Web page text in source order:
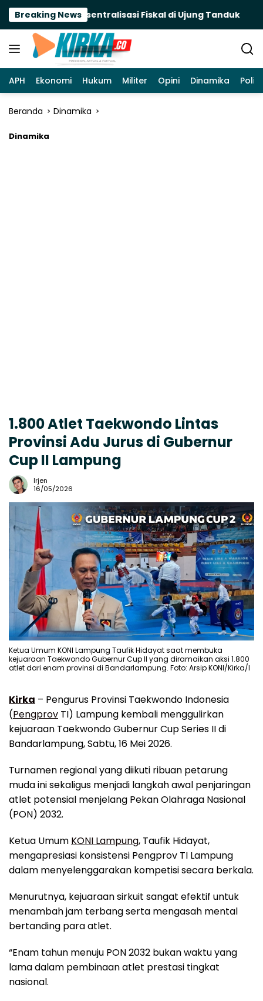
Langsung
konten
Breaking NewsDesentralisasi Fiskal di Ujung Tanduk
APH Ekonomi Hukum Militer Opini Dinamika
Beranda Dinamika
Dinamika
1.800 Atlet Taekwondo Lintas
Provinsi Adu Jurus di Gubernur
Cup II Lampung
Irjen
16/05/2026
Ketua Umum KONI Lampung Taufik Hidayat saat membuka
kejuaraan Taekwondo Gubernur Cup II yang diramaikan aksi 1.800
atlet dari enam provinsi di Bandarlampung. Foto: Arsip KONI/Kirka/I
Kirka – Pengurus Provinsi Taekwondo Indonesia
(Pengprov TI) Lampung kembali menggulirkan
kejuaraan Taekwondo Gubernur Cup Series II di
Bandarlampung, Sabtu, 16 Mei 2026.
Turnamen regional yang diikuti ribuan petarung
muda ini sekaligus menjadi langkah awal penjaringan
atlet potensial menjelang Pekan Olahraga Nasional
(PON) 2032.
Ketua Umum KONI Lampung, Taufik Hidayat,
mengapresiasi konsistensi Pengprov TI Lampung
dalam menyelenggarakan kompetisi secara berkala.
Menurutnya, kejuaraan sirkuit sangat efektif untuk
menambah jam terbang serta mengasah mental
bertanding para atlet.
“Enam tahun menuju PON 2032 bukan waktu yang
lama dalam pembinaan atlet prestasi tingkat
nasional.